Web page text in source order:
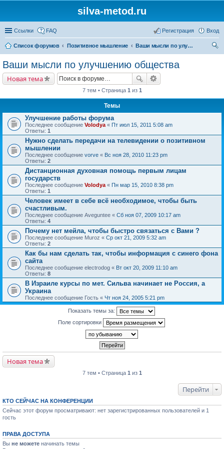
silva-metod.ru
Ссылки FAQ Вход
Регистрация
Список форумов Позитивное мышление
Ваши мысли по улучшению общества
Ваши мысли по улучшению общества
Новая тема
7 тем • Страница 1 из 1
Темы
Улучшение работы форума
Последнее сообщение Volodya « Пт июл 15, 2011 5:08 am
Ответы: 1
Нужно сделать передачи на телевидении о позитивном
мышлении
Последнее сообщение vorve « Вс ноя 28, 2010 11:23 pm
Ответы: 2
Дистанционная духовная помощь первым лицам
государств
Последнее сообщение Volodya « Пн мар 15, 2010 8:38 pm
Ответы: 1
Человек имеет в себе всё необходимое, чтобы быть
счастливым.
Последнее сообщение Aveguntee « Сб ноя 07, 2009 10:17 am
Ответы: 4
Почему нет мейла, чтобы быстро связаться с Вами ?
Последнее сообщение Muroz « Ср окт 21, 2009 5:32 am
Ответы: 2
Как бы нам сделать так, чтобы информация с синего фона
сайта
Последнее сообщение electrodog « Вт окт 20, 2009 11:10 am
Ответы: 8
В Израиле курсы по мет. Сильва начинает не Россия, а
Украина
Последнее сообщение Гость « Чт ноя 24, 2005 5:21 pm
Показать темы за:
Поле сортировки
Новая тема
7 тем • Страница 1 из 1
Перейти
КТО СЕЙЧАС НА КОНФЕРЕНЦИИ
Сейчас этот форум просматривают: нет зарегистрированных пользователей и 1
гость
ПРАВА ДОСТУПА
Вы не можете начинать темы